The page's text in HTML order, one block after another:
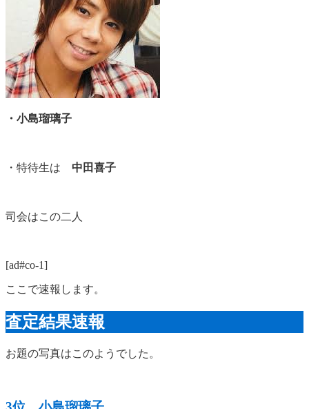
・小島瑠璃子
・特待生は 中田喜子
司会はこの二人
[ad#co-1]
ここで速報します。
査定結果速報
お題の写真はこのようでした。